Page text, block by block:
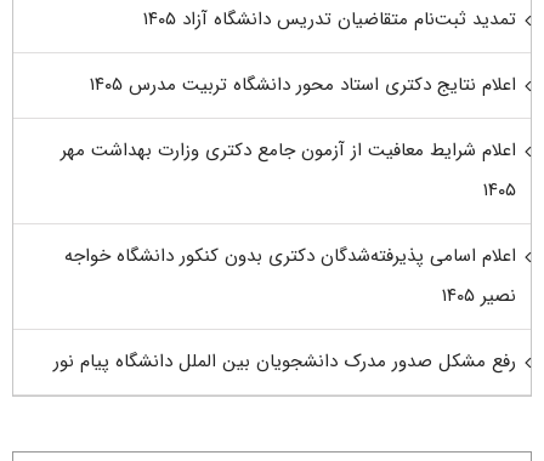
تمدید ثبت‌نام متقاضیان تدریس دانشگاه آزاد ۱۴۰۵
اعلام نتایج دکتری استاد محور دانشگاه تربیت مدرس ۱۴۰۵
اعلام شرایط معافیت از آزمون جامع دکتری وزارت بهداشت مهر
۱۴۰۵
اعلام اسامی پذیرفته‌شدگان دکتری بدون کنکور دانشگاه خواجه
نصیر ۱۴۰۵
رفع مشکل صدور مدرک دانشجویان بین الملل دانشگاه پیام نور